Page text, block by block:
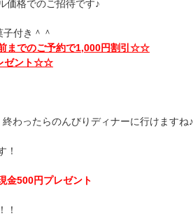
価格でのご招待です♪
付き＾＾
までのご予約で1,000円割引☆☆
ゼント☆☆
わったらのんびりディナーに行けますね♪
！
金500円プレゼント
！